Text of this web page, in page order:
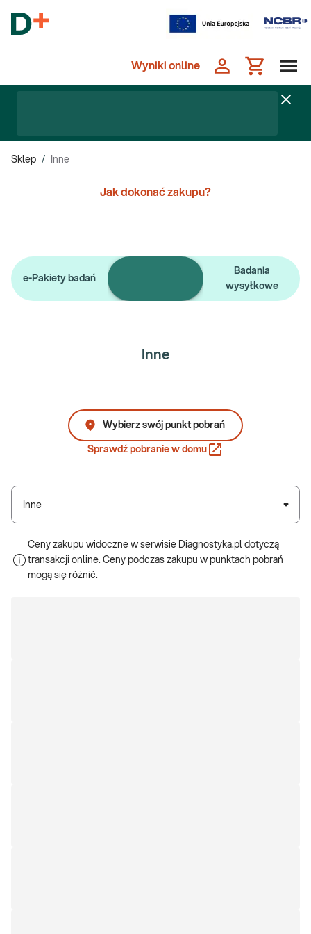
Wyniki online
Sklep / Inne
Jak dokonać zakupu?
e-Pakiety badań
Badania
wysyłkowe
Inne
Sprawdź pobranie w domu
Wybierz swój punkt pobrań
Inne
Ceny zakupu widoczne w serwisie Diagnostyka.pl dotyczą
transakcji online. Ceny podczas zakupu w punktach pobrań
mogą się różnić.